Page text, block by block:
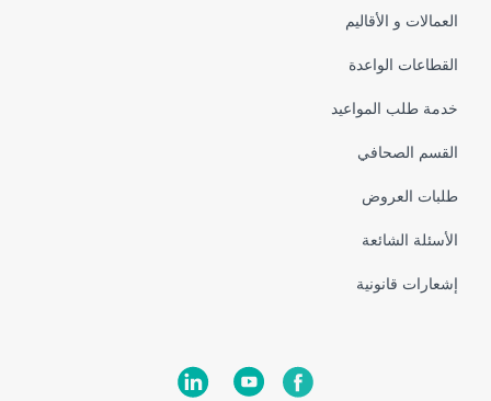
page
العمالات و الأقاليم
القطاعات الواعدة
خدمة طلب المواعيد
القسم الصحافي
طلبات العروض
الأسئلة الشائعة
إشعارات قانونية